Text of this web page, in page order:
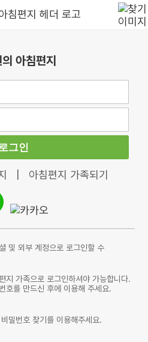
아침편지
그인
아침편지 가족되기
및 외부 계정으로 로그인할 수
지 가족으로 로그인하셔야 가능합니다.
호를 만드신 후에 이용해 주세요.
밀번호 찾기를 이용해주세요.